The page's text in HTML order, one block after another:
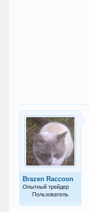
Brazen Raccoon
Опытный трейдер
Пользователь